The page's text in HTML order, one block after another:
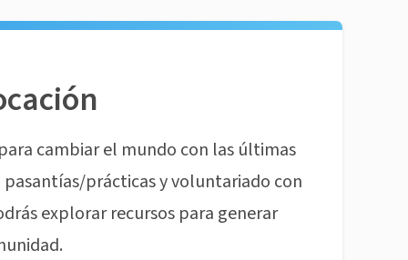
cambiar el mundo con las últimas
prácticas y voluntariado con
explorar recursos para generar